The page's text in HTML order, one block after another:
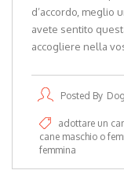
d’accordo, meglio
avete sentito
accogliere nella
Posted By
adottare un
cane maschio o
femmina